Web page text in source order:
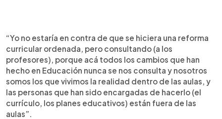
“Yo no estaría en contra de que se hiciera una reforma
curricular ordenada, pero consultando (a los
profesores), porque acá todos los cambios que han
hecho en Educación nunca se nos consulta y nosotros
somos los que vivimos la realidad dentro de las aulas, y
las personas que han sido encargadas de hacerlo (el
currículo, los planes educativos) están fuera de las
aulas”.